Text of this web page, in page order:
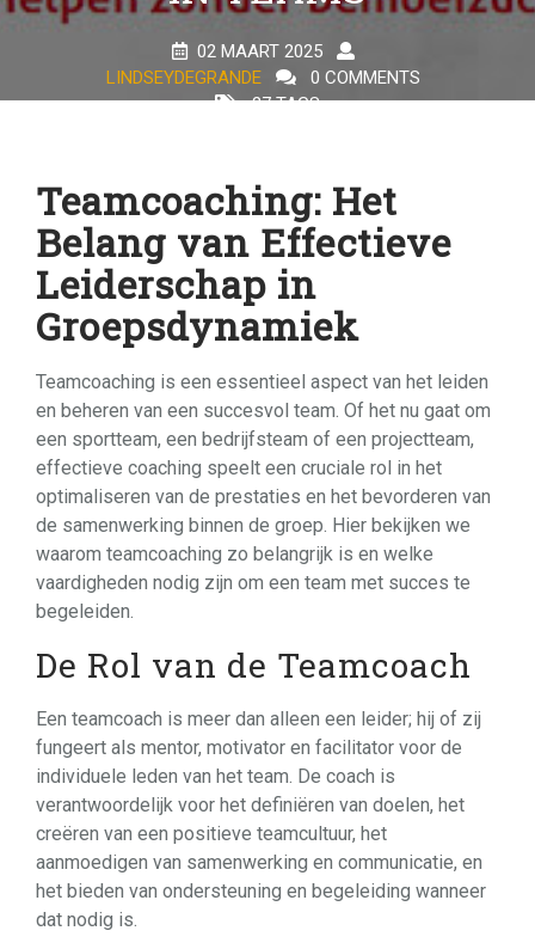
02 MAART 2025
LINDSEYDEGRANDE
0 COMMENTS
27 TAGS
Teamcoaching: Het
Belang van Effectieve
Leiderschap in
Groepsdynamiek
Teamcoaching is een essentieel aspect van het leiden
en beheren van een succesvol team. Of het nu gaat om
een sportteam, een bedrijfsteam of een projectteam,
effectieve coaching speelt een cruciale rol in het
optimaliseren van de prestaties en het bevorderen van
de samenwerking binnen de groep. Hier bekijken we
waarom teamcoaching zo belangrijk is en welke
vaardigheden nodig zijn om een team met succes te
begeleiden.
De Rol van de Teamcoach
Een teamcoach is meer dan alleen een leider; hij of zij
fungeert als mentor, motivator en facilitator voor de
individuele leden van het team. De coach is
verantwoordelijk voor het definiëren van doelen, het
creëren van een positieve teamcultuur, het
aanmoedigen van samenwerking en communicatie, en
het bieden van ondersteuning en begeleiding wanneer
dat nodig is.